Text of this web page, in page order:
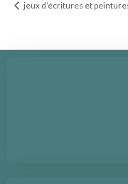
jeux d’écritures et